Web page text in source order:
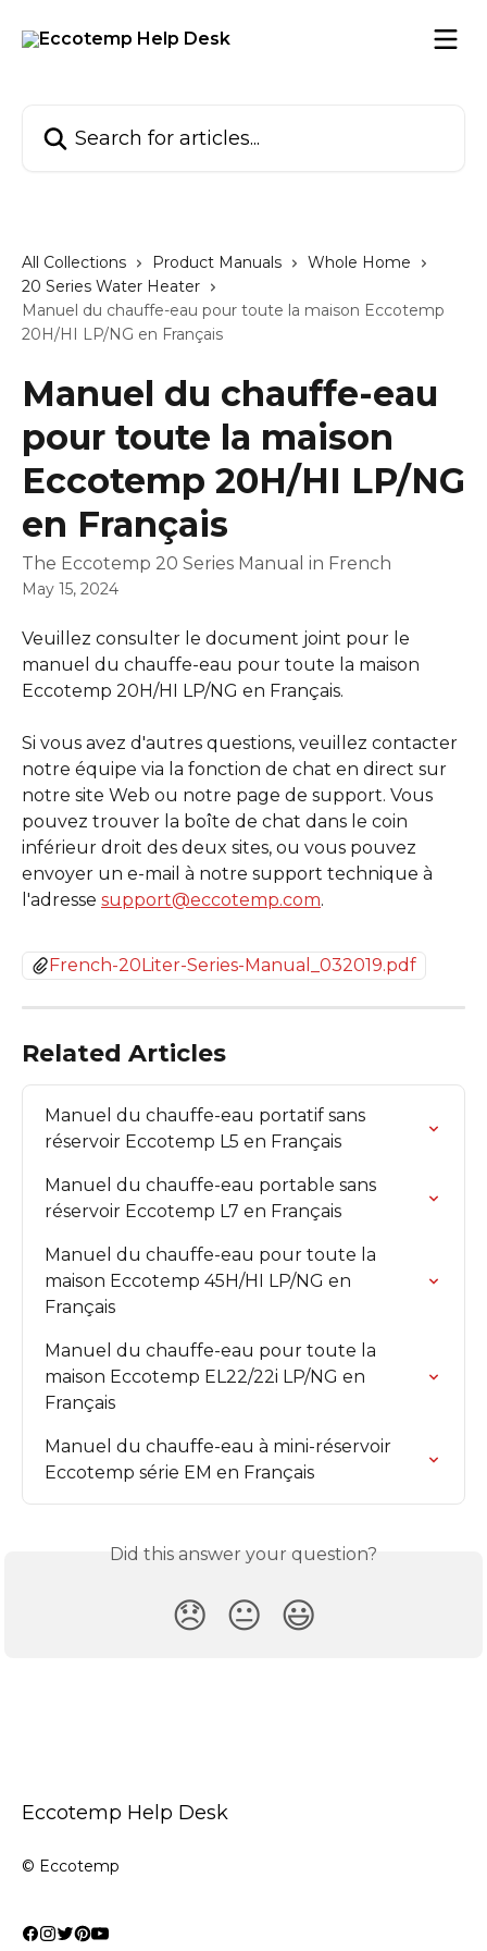
All Collections Product Manuals
Whole Home
20 Series Water Heater
Manuel du chauffe-eau pour toute la maison Eccotemp
20H/HI LP/NG en Français
Manuel du chauffe-eau
pour toute la maison
Eccotemp 20H/HI LP/NG
en Français
The Eccotemp 20 Series Manual in French
May 15, 2024
Veuillez consulter le document joint pour le
manuel du chauffe-eau pour toute la maison
Eccotemp 20H/HI LP/NG en Français.
Si vous avez d'autres questions, veuillez contacter
notre équipe via la fonction de chat en direct sur
notre site Web ou notre page de support. Vous
pouvez trouver la boîte de chat dans le coin
inférieur droit des deux sites, ou vous pouvez
envoyer un e-mail à notre support technique à
l'adresse support@eccotemp.com.
French-20Liter-Series-Manual_032019.pdf
Related Articles
Manuel du chauffe-eau portatif sans
réservoir Eccotemp L5 en Français
Manuel du chauffe-eau portable sans
réservoir Eccotemp L7 en Français
Manuel du chauffe-eau pour toute la
maison Eccotemp 45H/HI LP/NG en
Français
Manuel du chauffe-eau pour toute la
maison Eccotemp EL22/22i LP/NG en
Français
Manuel du chauffe-eau à mini-réservoir
Eccotemp série EM en Français
Did this answer your question?
😞 😐 😃
Eccotemp Help Desk
© Eccotemp